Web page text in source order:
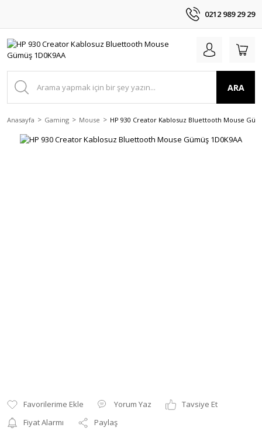
0212 989 29 29
ARA
Anasayfa Gaming Mouse HP 930 Creator Kablosuz Bluettooth Mouse
Yorum Yaz
Tavsiye Et
Fiyat Alarmı
Paylaş